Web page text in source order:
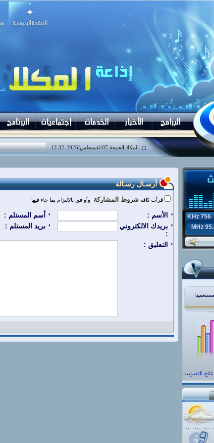
المكلا-الجمعة 07/اغسطس/2026 -
12:32
756 KHz
95.4
نتائج التصويت
أرسـال رسـالة
قرأت كافة شروط المشاركة وأوافق بالإلتزام بما جاء فيها
الأسم :
أسم المستلم :
بريدك الالكتروني
:
بريد المستلم :
التعليق :